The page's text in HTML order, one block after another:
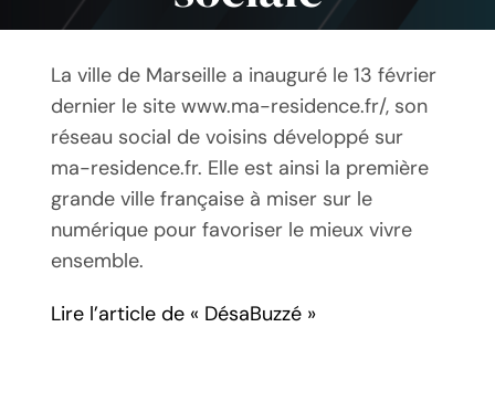
La ville de Marseille a inauguré le 13 février
dernier le site www.ma-residence.fr/, son
réseau social de voisins développé sur
ma-residence.fr. Elle est ainsi la première
grande ville française à miser sur le
numérique pour favoriser le mieux vivre
ensemble.
Lire l’article de « DésaBuzzé »